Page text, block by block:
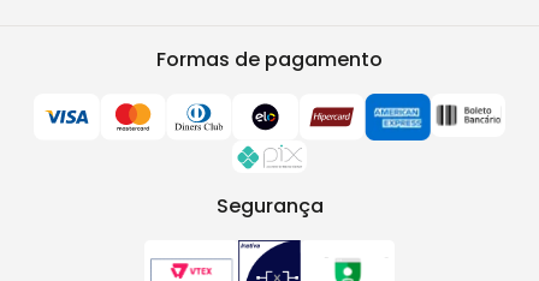
Formas de pagamento
Segurança